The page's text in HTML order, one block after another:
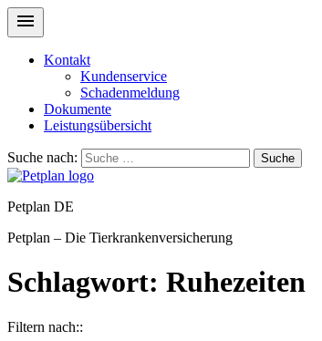
Kontakt
Kundenservice
Schadenmeldung
Dokumente
Leistungsübersicht
Suche nach: Suche
Petplan DE
Petplan – Die Tierkrankenversicherung
Schlagwort: Ruhezeiten
Filtern nach::